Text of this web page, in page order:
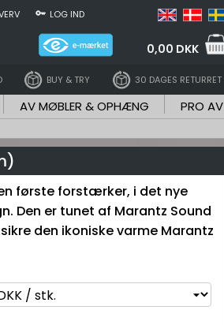
LOG IND
0,00 DKK
BUY & TRY 30 DAGES RETURRET
AV MØBLER & OPHÆNG PRO AV
første forstærker, i det nye
Den er tunet af Marantz Sound
den ikoniske varme Marantz